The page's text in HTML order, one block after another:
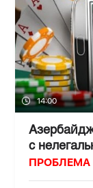
14:00
с
ПРОБЛЕМА